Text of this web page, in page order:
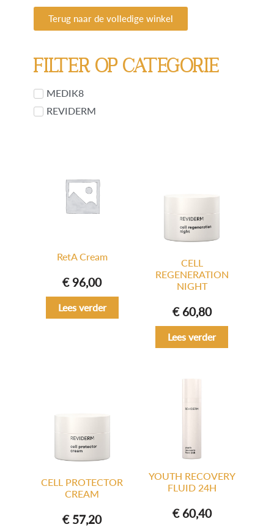
Terug naar de volledige winkel
Filter op categorie
MEDIK8
REVIDERM
RetA Cream
€96,00
Lees verder
CELL
REGENERATION
NIGHT
€60,80
Lees verder
CELL PROTECTOR
CREAM
€57,20
YOUTH RECOVERY
FLUID 24H
€60,40